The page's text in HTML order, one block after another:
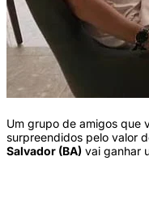
Um grupo de amigos que
surpreendidos pelo valor
Salvador (BA) vai ganhar